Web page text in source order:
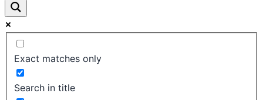
Exact matches only
Search in title